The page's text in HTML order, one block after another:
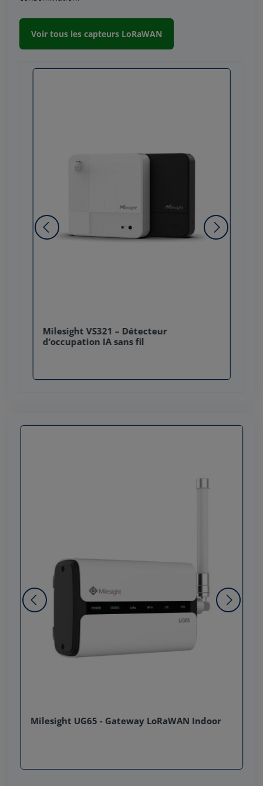
Voir tous les capteurs LoRaWAN
Milesight VS321 – Détecteur
d’occupation IA sans fil
Milesight UG65 - Gateway LoRaWAN Indoor